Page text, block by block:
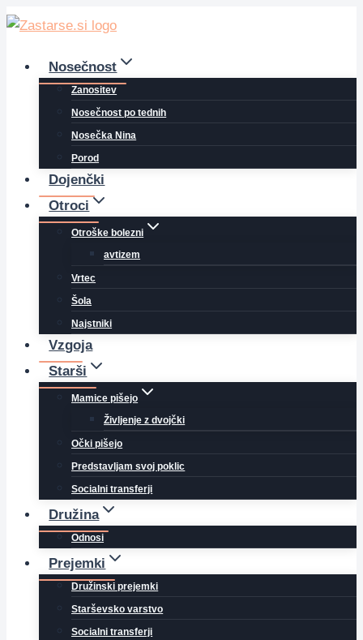
Skip
contentNosečnost
Zanositev
Nosečnost po tednih
Nosečka Nina
Porod
Dojenčki
Otroci
Otroške bolezni
avtizem
Vrtec
Šola
Najstniki
Vzgoja
Starši
Mamice pišejo
Življenje z dvojčki
Očki pišejo
Predstavljam svoj poklic
Socialni transferji
Družina
Odnosi
Prejemki
Družinski prejemki
Starševsko varstvo
Socialni transferji